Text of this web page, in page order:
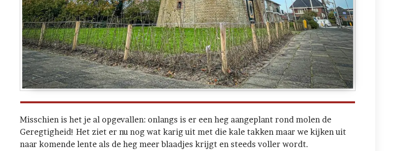
Misschien is het je al opgevallen: onlangs is er een heg aangeplant rond molen de
Geregtigheid! Het ziet er nu nog wat karig uit met die kale takken maar we kijken uit
naar komende lente als de heg meer blaadjes krijgt en steeds voller wordt.